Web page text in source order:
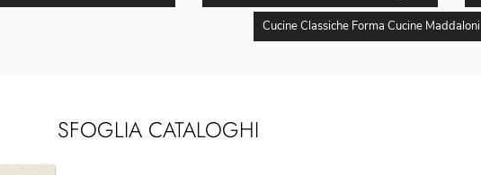
Cucine Classiche Forma Cucine Maddaloni
SFOGLIA CATALOGHI